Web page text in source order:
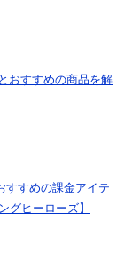
おすすめの商品を解
すすめの課金アイテ
グヒーローズ】